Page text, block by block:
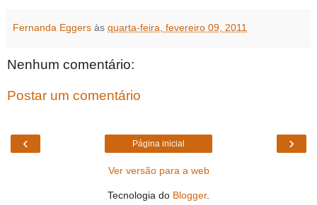
Fernanda Eggers às quarta-feira, fevereiro 09, 2011
Nenhum comentário:
Postar um comentário
‹ ›
Página inicial
Ver versão para a web
Tecnologia do Blogger.